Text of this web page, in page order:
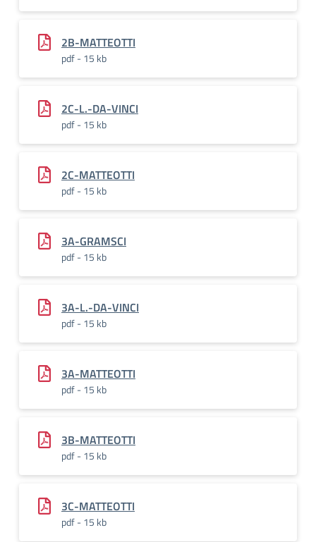
2B-MATTEOTTI
pdf - 15 kb
2C-L.-DA-VINCI
pdf - 15 kb
2C-MATTEOTTI
pdf - 15 kb
3A-GRAMSCI
pdf - 15 kb
3A-L.-DA-VINCI
pdf - 15 kb
3A-MATTEOTTI
pdf - 15 kb
3B-MATTEOTTI
pdf - 15 kb
3C-MATTEOTTI
pdf - 15 kb